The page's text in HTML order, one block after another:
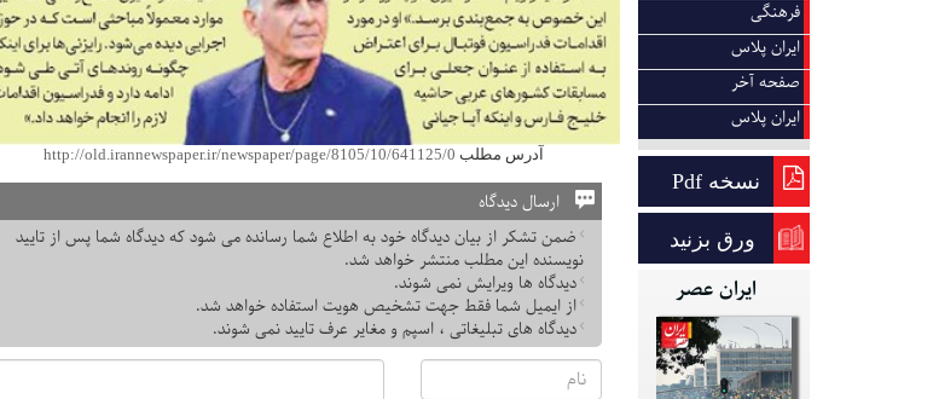
فرهنگی
ایران پلاس
صفحه آخر
ایران پلاس
نسخه Pdf
ورق بزنید
ایران عصر
آدرس مطلب http://old.irannewspaper.ir/newspaper/page/8105/10/641125/0
ارسال دیدگاه
ضمن تشکر از بیان دیدگاه خود به اطلاع شما رسانده می شود که دیدگاه شما پس از تایید
نویسنده این مطلب منتشر خواهد شد.
دیدگاه ها ویرایش نمی شوند.
از ایمیل شما فقط جهت تشخیص هویت استفاده خواهد شد.
دیدگاه های تبلیغاتی ، اسپم و مغایر عرف تایید نمی شوند.